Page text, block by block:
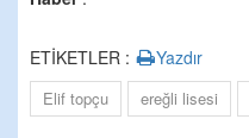
ETİKETLER : Yazdır
Elif topçu ereğli lisesi